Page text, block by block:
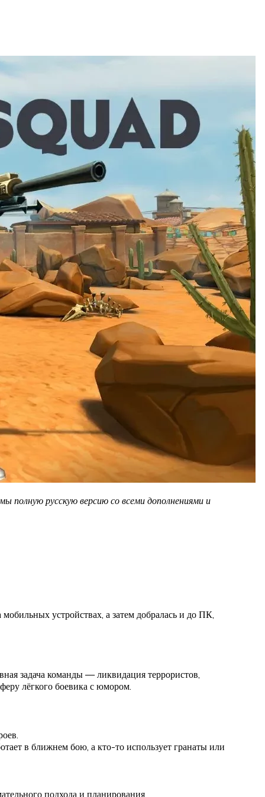
полную русскую версию со всеми дополнениями и
устройствах, а затем добралась и до ПК,
задача команды — ликвидация террористов,
лёгкого боевика с юмором.
в ближнем бою, а кто-то использует гранаты или
подхода и планирования.